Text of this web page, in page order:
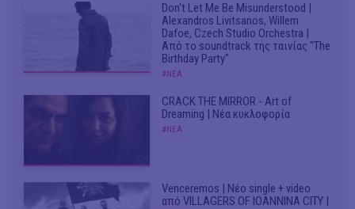
Don't Let Me Be Misunderstood |
Alexandros Livitsanos, Willem
Dafoe, Czech Studio Orchestra |
Από το soundtrack της ταινίας "The
Birthday Party"
#ΝΕΑ
CRACK THE MIRROR - Art of
Dreaming | Νέα κυκλοφορία
#ΝΕΑ
Venceremos | Νέο single + video
από VILLAGERS OF IOANNINA CITY |